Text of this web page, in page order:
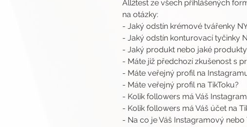
All2test ze všech přihlášených
na otázky:
- Jaký odstín krémové tvářenky
- Jaký odstín konturovací tyčinky
- Jaký produkt nebo jaké
- Máte již předchozí zkušenost s
- Máte veřejný profil na
- Máte veřejný profil na TikToku?
- Kolik followers má Váš
- Kolik followers má Váš účet na
- Na co je Váš Instagramový